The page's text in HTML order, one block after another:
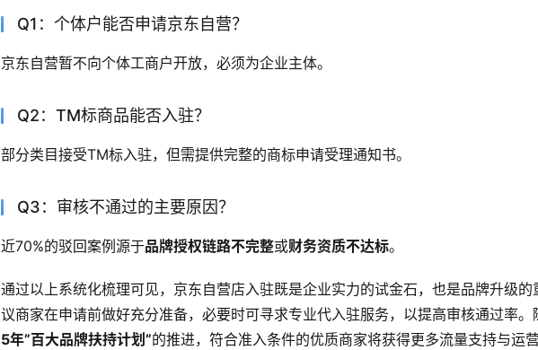
Q1：个体户能否申请京东自营？
京东自营暂不向个体工商户开放，必须为企业主体。
Q2：TM标商品能否入驻？
部分类目接受TM标入驻，但需提供完整的商标申请受理通知书。
Q3：审核不通过的主要原因？
近70%的驳回案例源于品牌授权链路不完整或财务资质不达标。
通过以上系统化梳理可见，京东自营店入驻既是企业实力的试金石，也是品牌升级的
议商家在申请前做好充分准备，必要时可寻求专业代入驻服务，以提高审核通过率。
5年”百大品牌扶持计划”的推进，符合准入条件的优质商家将获得更多流量支持与运